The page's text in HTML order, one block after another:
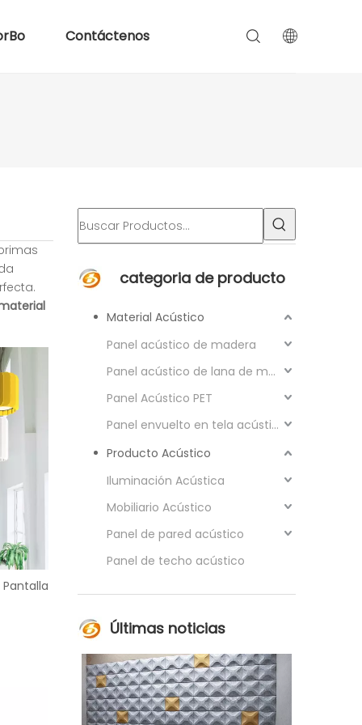
Contáctenos
categoria de producto
Material Acústico
Panel acústico de madera
Panel acústico de lana de madera
Panel Acústico PET
Panel envuelto en tela acústica
Producto Acústico
Iluminación Acústica
Mobiliario Acústico
Panel de pared acústico
Panel de techo acústico
Últimas noticias